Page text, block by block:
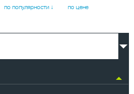
по популярности ↓ по цене